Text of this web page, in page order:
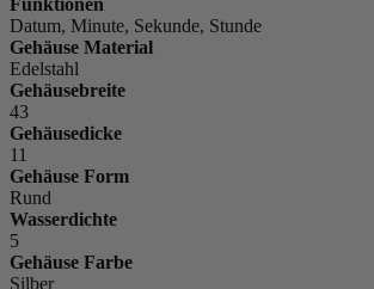
Funktionen
Datum, Minute, Sekunde, Stunde
Gehäuse Material
Edelstahl
Gehäusebreite
43
Gehäusedicke
11
Gehäuse Form
Rund
Wasserdichte
5
Gehäuse Farbe
Silber